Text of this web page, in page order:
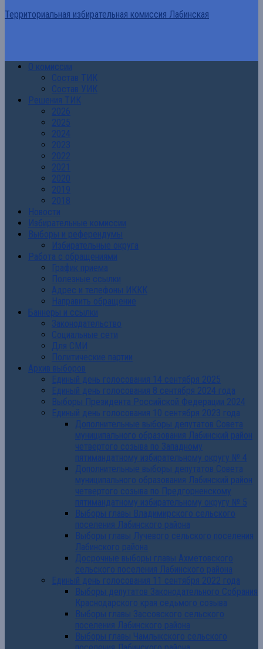
Территориальная избирательная комиссия Лабинская
О комиссии
Состав ТИК
Состав УИК
Решения ТИК
2026
2025
2024
2023
2022
2021
2020
2019
2018
Новости
Избирательные комиссии
Выборы и референдумы
Избирательные округа
Работа с обращениями
График приема
Полезные ссылки
Адрес и телефоны ИККК
Направить обращение
Баннеры и ссылки
Законодательство
Социальные сети
Для СМИ
Политические партии
Архив выборов
Единый день голосования 14 сентября 2025
Единый день голосования 8 сентября 2024 года
Выборы Президента Российской Федерации 2024
Единый день голосования 10 сентября 2023 года
Дополнительные выборы депутатов Совета
муниципального образования Лабинский район
четвертого созыва по Западному
пятимандатному избирательному округу № 4
Дополнительные выборы депутатов Совета
муниципального образования Лабинский район
четвертого созыва по Предгорненскому
пятимандатному избирательному округу № 5
Выборы главы Владимирского сельского
поселения Лабинского района
Выборы главы Лучевого сельского поселения
Лабинского района
Досрочные выборы главы Ахметовского
сельского поселения Лабинского района
Единый день голосования 11 сентября 2022 года
Выборы депутатов Законодательного Собрания
Краснодарского края седьмого созыва
Выборы главы Зассовского сельского
поселения Лабинского района
Выборы главы Чамлыкского сельского